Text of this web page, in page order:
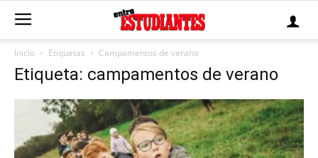
Inicio Etiquetas Campamentos de verano
Etiqueta: campamentos de verano